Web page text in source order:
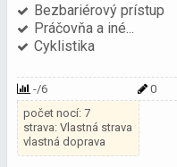
Bezbariérový prístup
Práčovňa a iné...
Cyklistika
-/6 0
počet nocí: 7
strava: Vlastná strava
vlastná doprava